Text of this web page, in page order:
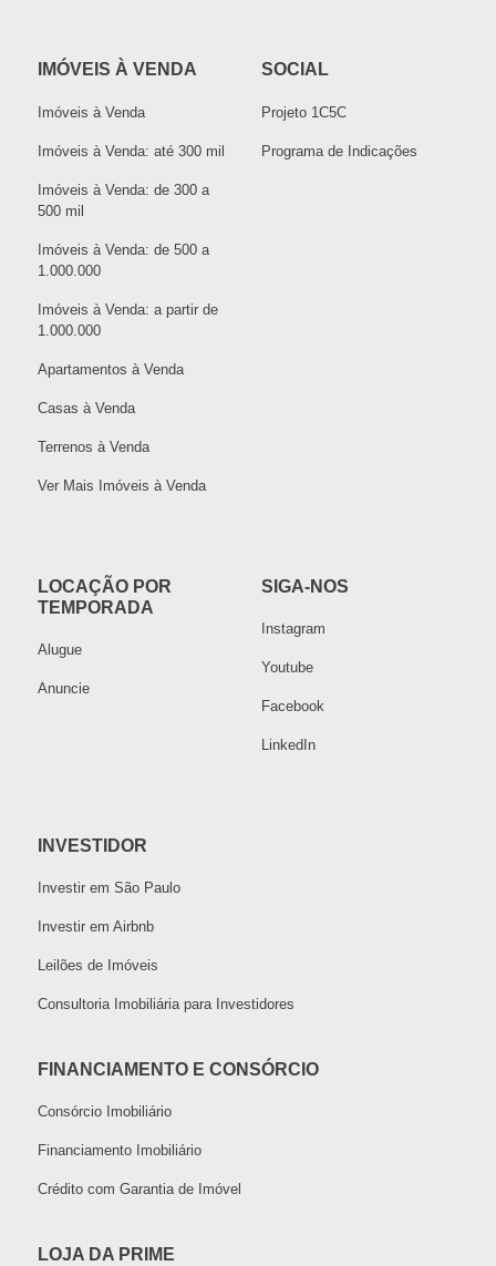
IMÓVEIS À VENDA
Imóveis à Venda
Imóveis à Venda: até 300 mil
Imóveis à Venda: de 300 a
500 mil
Imóveis à Venda: de 500 a
1.000.000
Imóveis à Venda: a partir de
1.000.000
Apartamentos à Venda
Casas à Venda
Terrenos à Venda
Ver Mais Imóveis à Venda
SOCIAL
Projeto 1C5C
Programa de Indicações
LOCAÇÃO POR
TEMPORADA
Alugue
Anuncie
SIGA-NOS
Instagram
Youtube
Facebook
LinkedIn
INVESTIDOR
Investir em São Paulo
Investir em Airbnb
Leilões de Imóveis
Consultoria Imobiliária para Investidores
FINANCIAMENTO E CONSÓRCIO
Consórcio Imobiliário
Financiamento Imobiliário
Crédito com Garantia de Imóvel
LOJA DA PRIME